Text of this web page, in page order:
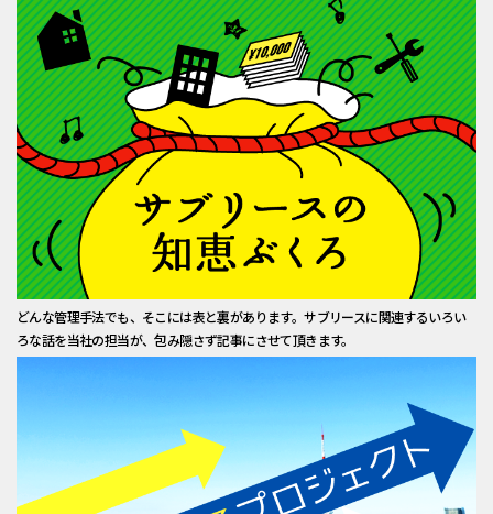
どんな管理手法でも、そこには表と裏があります。サブリースに関連するいろい
ろな話を当社の担当が、包み隠さず記事にさせて頂きます。